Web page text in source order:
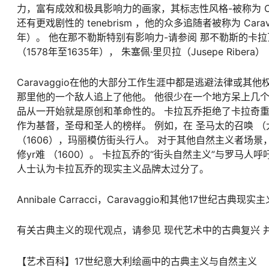
力，富有成效和极具影响力的画家，其标志性风格-被称
还有更戏剧性的 tenebrism ，他的众多追随者被称为
年）。 他在那不勒斯特别有影响力-请参阅 那不勒斯的
（1578年至1635年）， 朱塞佩·里贝拉（Jusepe Ribera
Caravaggio在他的大部分工作生涯中都是逃避法律或其他
那里他的一个敌人追上了他他。 他很少在一个地方呆上几
品从一开始就是原创和革命性的。 卡拉瓦乔拒绝了卡拉奇
作为基督，圣母和圣人的榜样。 例如，在 圣马太的召唤
（1606），玛丽模仿街头行人。 对于其他自然主义者场
修yr难
（1600）。 卡拉瓦乔的“街头自然主义”与罗马人
人士认为卡拉瓦乔的现实主义品牌太过分了。
Annibale Carracci，Caravaggio和其他17世纪古典现实
有关古典主义的现代观点，请参见 现代艺术中的古典复兴
【艺术百科】17世纪意大利绘画中的古典主义与自然主义